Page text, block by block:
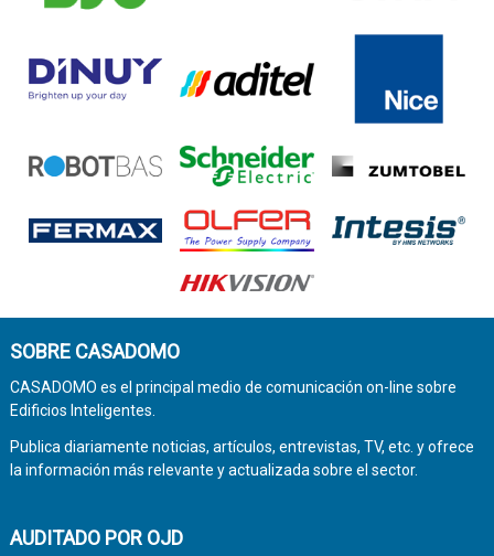
SOBRE CASADOMO
CASADOMO es el principal medio de comunicación on-line sobre
Edificios Inteligentes.
Publica diariamente noticias, artículos, entrevistas, TV, etc. y ofrece
la información más relevante y actualizada sobre el sector.
AUDITADO POR OJD